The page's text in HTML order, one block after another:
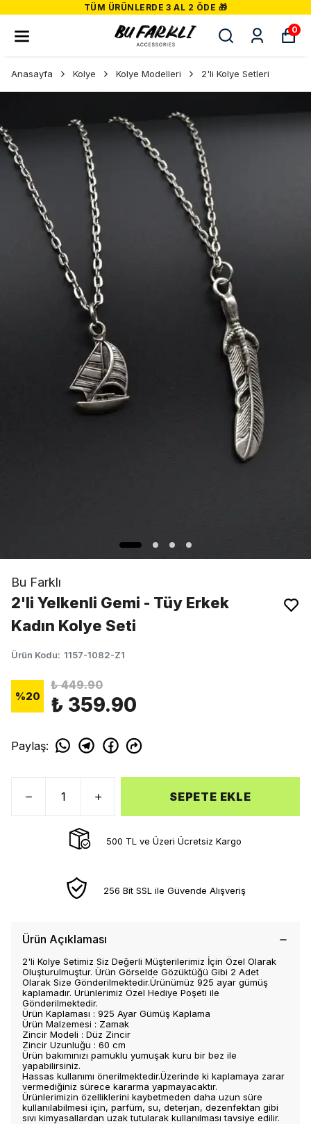
TÜM ÜRÜNLERDE 3 AL 2 ÖDE 🎁
0
Anasayfa Kolye Kolye Modelleri 2'li Kolye Setleri
Bu Farklı
2'li Yelkenli Gemi - Tüy Erkek
Kadın Kolye Seti
Ürün Kodu: 1157-1082-Z1
%20
₺ 449.90
₺ 359.90
Paylaş:
SEPETE EKLE
500 TL ve Üzeri Ücretsiz Kargo
256 Bit SSL ile Güvende Alışveriş
Ürün Açıklaması
2'li Kolye Setimiz Siz Değerli Müşterilerimiz İçin Özel Olarak
Oluşturulmuştur. Ürün Görselde Gözüktüğü Gibi 2 Adet
Olarak Size Gönderilmektedir.Ürünümüz 925 ayar gümüş
kaplamadır. Ürünlerimiz Özel Hediye Poşeti ile
Gönderilmektedir.
Ürün Kaplaması : 925 Ayar Gümüş Kaplama
Ürün Malzemesi : Zamak
Zincir Modeli : Düz Zincir
Zincir Uzunluğu : 60 cm
Ürün bakımınızı pamuklu yumuşak kuru bir bez ile
yapabilirsiniz.
Hassas kullanımı önerilmektedir.Üzerinde ki kaplamaya zarar
vermediğiniz sürece kararma yapmayacaktır.
Ürünlerimizin özelliklerini kaybetmeden daha uzun süre
kullanılabilmesi için, parfüm, su, deterjan, dezenfektan gibi
sıvı kimyasallardan uzak tutularak kullanılması tavsiye edilir.